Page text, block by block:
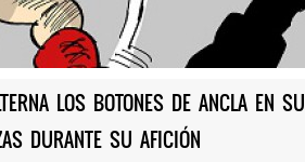
LOS BOTONES DE ANCLA EN SU
DURANTE SU AFICIÓN